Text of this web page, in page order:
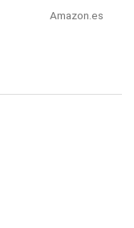
Amazon.es